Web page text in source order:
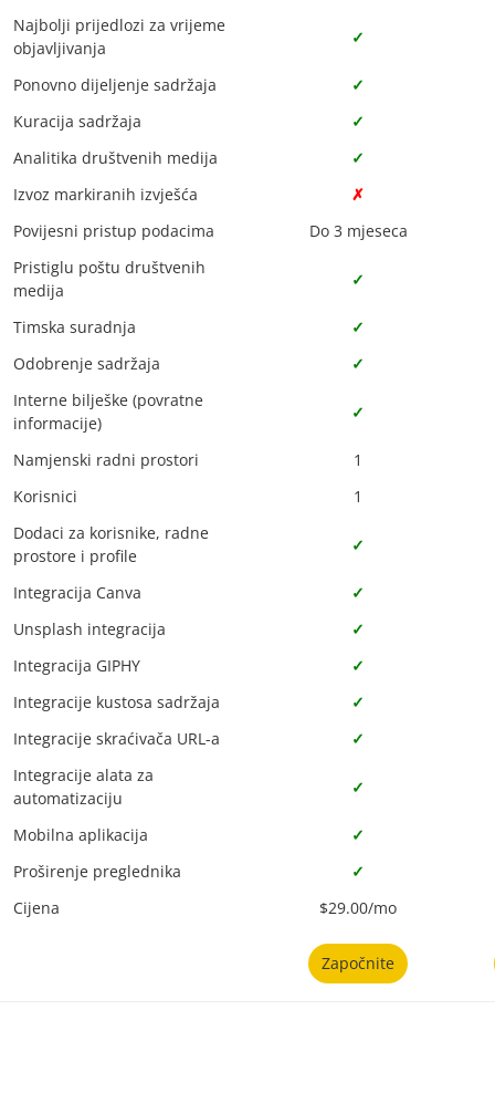
Najbolji prijedlozi za vrijeme
objavljivanja
✓
Ponovno dijeljenje sadržaja
✓
Kuracija sadržaja
✓
Analitika društvenih medija
✓
Izvoz markiranih izvješća
✗
Povijesni pristup podacima
Do 3 mjeseca
Pristiglu poštu društvenih
medija
✓
Timska suradnja
✓
Odobrenje sadržaja
✓
Interne bilješke (povratne
informacije)
✓
Namjenski radni prostori
1
Korisnici
1
Dodaci za korisnike, radne
prostore i profile
✓
Integracija Canva
✓
Unsplash integracija
✓
Integracija GIPHY
✓
Integracije kustosa sadržaja
✓
Integracije skraćivača URL-a
✓
Integracije alata za
automatizaciju
✓
Mobilna aplikacija
✓
Proširenje preglednika
✓
Cijena
$29.00/mo
Započnite